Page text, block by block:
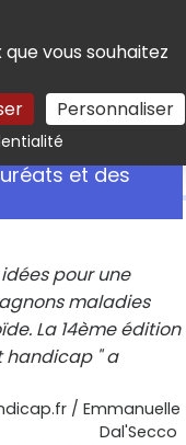
vous souhaitez
Personnaliser
Rechercher
et des
pour une
maladies
La 14ème édition
handicap " a
/ Emmanuelle
Dal'Secco